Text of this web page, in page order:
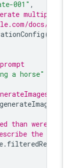
001"
multiple
docs/ai-
a horse"
.generateImages
than were
the
.